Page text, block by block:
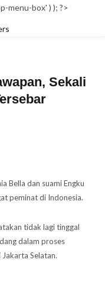
menu-box' ) ); ?>
Sekali
Bella dan suami Engku
peminat di Indonesia.
tidak lagi tinggal
dalam proses
Selatan.